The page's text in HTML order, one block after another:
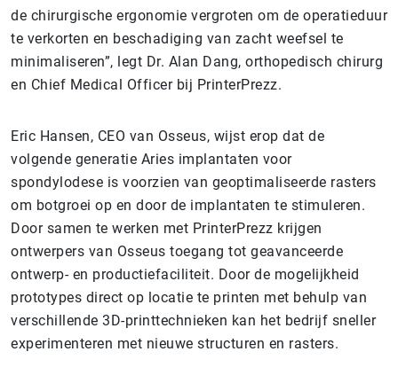
de chirurgische ergonomie vergroten om de operatieduur
te verkorten en beschadiging van zacht weefsel te
minimaliseren”, legt Dr. Alan Dang, orthopedisch chirurg
en Chief Medical Officer bij PrinterPrezz.
Eric Hansen, CEO van Osseus, wijst erop dat de
volgende generatie Aries implantaten voor
spondylodese is voorzien van geoptimaliseerde rasters
om botgroei op en door de implantaten te stimuleren.
Door samen te werken met PrinterPrezz krijgen
ontwerpers van Osseus toegang tot geavanceerde
ontwerp- en productiefaciliteit. Door de mogelijkheid
prototypes direct op locatie te printen met behulp van
verschillende 3D-printtechnieken kan het bedrijf sneller
experimenteren met nieuwe structuren en rasters.